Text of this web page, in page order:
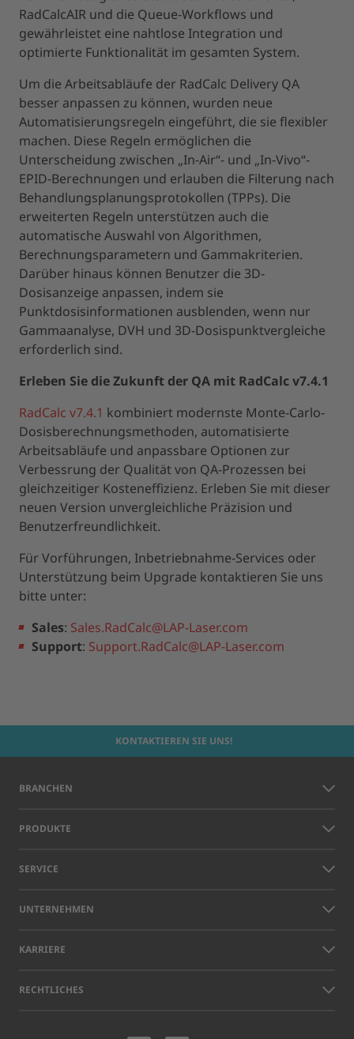
RadCalcAIR und die Queue-Workflows und
gewährleistet eine nahtlose Integration und
optimierte Funktionalität im gesamten System.
Um die Arbeitsabläufe der RadCalc Delivery QA
besser anpassen zu können, wurden neue
Automatisierungsregeln eingeführt, die sie flexibler
machen. Diese Regeln ermöglichen die
Unterscheidung zwischen „In-Air“- und „In-Vivo“-
EPID-Berechnungen und erlauben die Filterung nach
Behandlungsplanungsprotokollen (TPPs). Die
erweiterten Regeln unterstützen auch die
automatische Auswahl von Algorithmen,
Berechnungsparametern und Gammakriterien.
Darüber hinaus können Benutzer die 3D-
Dosisanzeige anpassen, indem sie
Punktdosisinformationen ausblenden, wenn nur
Gammaanalyse, DVH und 3D-Dosispunktvergleiche
erforderlich sind.
Erleben Sie die Zukunft der QA mit RadCalc v7.4.1
RadCalc v7.4.1 kombiniert modernste Monte-Carlo-
Dosisberechnungsmethoden, automatisierte
Arbeitsabläufe und anpassbare Optionen zur
Verbessrung der Qualität von QA-Prozessen bei
gleichzeitiger Kosteneffizienz. Erleben Sie mit dieser
neuen Version unvergleichliche Präzision und
Benutzerfreundlichkeit.
Für Vorführungen, Inbetriebnahme-Services oder
Unterstützung beim Upgrade kontaktieren Sie uns
bitte unter:
Sales: Sales.RadCalc@LAP-Laser.com
Support: Support.RadCalc@LAP-Laser.com
KONTAKTIEREN SIE UNS!
BRANCHEN
PRODUKTE
SERVICE
UNTERNEHMEN
KARRIERE
RECHTLICHES